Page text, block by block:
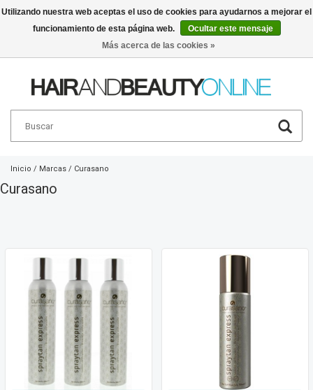
Español €
Inicio / Marcas / Curasano
Curasano
Utilizando nuestra web aceptas el uso de cookies para ayudarnos a mejorar el
funcionamiento de esta página web.
Ocultar este mensaje
Más acerca de las cookies »